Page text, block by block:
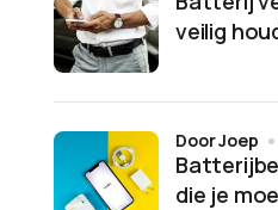
veilig
die je
door Joep